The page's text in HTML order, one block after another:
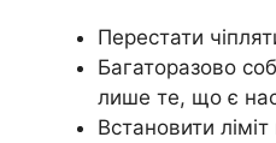
Перестати
Багаторазово
лише те, що є
Встановити